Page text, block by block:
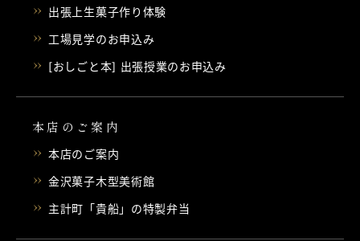
出張上生菓子作り体験
工場見学のお申込み
[おしごと本] 出張授業のお申込み
本店のご案内
本店のご案内
金沢菓子木型美術館
主計町「貴船」の特製弁当